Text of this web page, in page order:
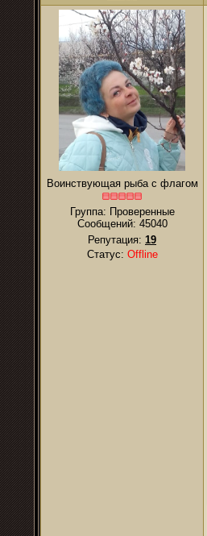
Воинствующая рыба с флагом
Группа: Проверенные
Сообщений: 45040
Репутация: 19
Статус: Offline